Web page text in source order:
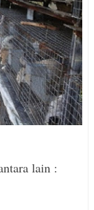
lain :